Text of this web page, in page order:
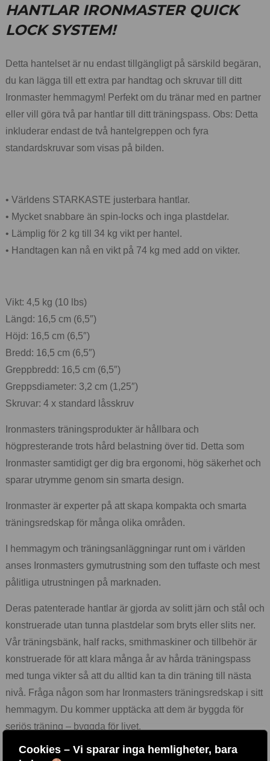
Cookies – Vi sparar inga hemligheter, bara
HANTLAR IRONMASTER QUICK
LOCK SYSTEM!
Detta hantelset är nu endast tillgängligt på särskild begäran,
du kan lägga till ett extra par handtag och skruvar till ditt
Ironmaster hemmagym! Perfekt om du tränar med en partner
eller vill göra två par hantlar till ditt träningspass. Obs: Detta
inkluderar endast de två hantelgreppen och fyra
standardskruvar som visas på bilden.
• Världens STARKASTE justerbara hantlar.
• Mycket snabbare än spin-locks och inga plastdelar.
• Lämplig för 2 kg till 34 kg vikt per hantel.
• Handtagen kan nå en vikt på 74 kg med add on vikter.
Vikt: 4,5 kg (10 lbs)
Längd: 16,5 cm (6,5″)
Höjd: 16,5 cm (6,5″)
Bredd: 16,5 cm (6,5″)
Greppbredd: 16,5 cm (6,5″)
Greppsdiameter: 3,2 cm (1,25″)
Skruvar: 4 x standard låsskruv
Ironmasters träningsprodukter är hållbara och
högpresterande trots hård belastning över tid. Detta som
Ironmaster samtidigt ger dig bra ergonomi, hög säkerhet och
sparar utrymme genom sin smarta design.
Ironmaster är experter på att skapa kompakta och smarta
träningsredskap för många olika områden.
I hemmagym och träningsanläggningar runt om i världen
anses Ironmasters gymutrustning som den tuffaste och mest
pålitliga utrustningen på marknaden.
Deras patenterade hantlar är gjorda av solitt järn och stål och
konstruerade utan tunna plastdelar som bryts eller slits ner.
Vår träningsbänk, half racks, smithmaskiner och tillbehör är
konstruerade för att klara många år av hårda träningspass
med tunga vikter så att du alltid kan ta din träning till nästa
nivå. Fråga någon som har Ironmasters träningsredskap i sitt
hemmagym. Du kommer upptäcka att dem är byggda för
seriös träning – byggda för livet.